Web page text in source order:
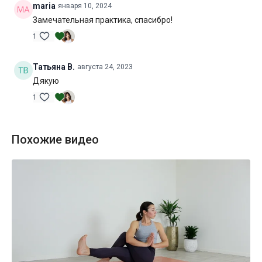
maria января 10, 2024
Замечательная практика, спасибро!
1
Татьяна В. августа 24, 2023
Дякую
1
Похожие видео